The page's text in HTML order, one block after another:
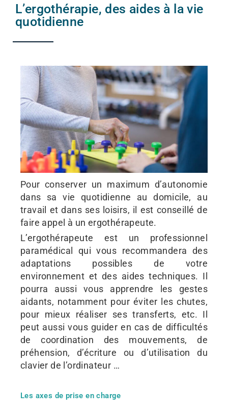
L’ergothérapie, des aides à la vie
quotidienne
Pour conserver un maximum d’autonomie
dans sa vie quotidienne au domicile, au
travail et dans ses loisirs, il est conseillé de
faire appel à un ergothérapeute.
L’ergothérapeute est un professionnel
paramédical qui vous recommandera des
adaptations possibles de votre
environnement et des aides techniques. Il
pourra aussi vous apprendre les gestes
aidants, notamment pour éviter les chutes,
pour mieux réaliser ses transferts, etc. Il
peut aussi vous guider en cas de difficultés
de coordination des mouvements, de
préhension, d’écriture ou d’utilisation du
clavier de l’ordinateur …
Les axes de prise en charge